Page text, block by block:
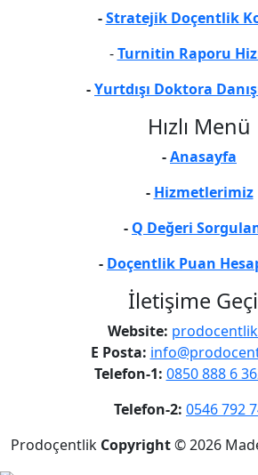
-Stratejik Doçentlik
-Turnitin Raporu
-Yurtdışı Doktora
Hızlı Menü
-Anasayfa
- Hizmetlerimiz
- Q Değeri
- Doçentlik Puan
İletişime
Website:
E Posta:
Telefon-1: 0850 888 6
Telefon-2: 0546 792
Prodoçentlik Copyright© 2026